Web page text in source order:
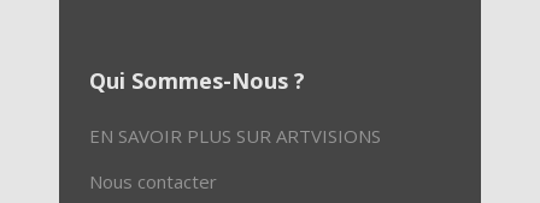
Qui Sommes-Nous ?
EN SAVOIR PLUS SUR ARTVISIONS
Nous contacter